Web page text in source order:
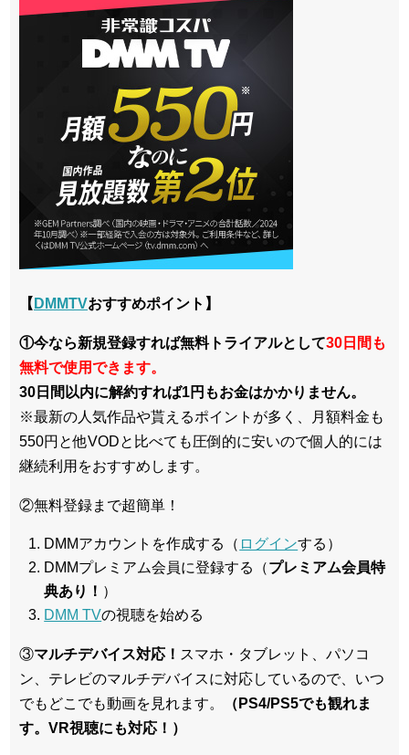
【 DMMTVおすすめポイント】
①今なら新規登録すれば無料トライアルとして30日間も
無料で使用できます。
30日間以内に解約すれば1円もお金はかかりません。
※最新の人気作品や貰えるポイントが多く、月額料金も
550円と他VODと比べても圧倒的に安いので個人的には
継続利用をおすすめします。
②無料登録まで超簡単！
DMMアカウントを作成する（ ログインする）
DMMプレミアム会員に登録する（プレミアム会員特
典あり！ ）
DMM TVの視聴を始める
③マルチデバイス対応！ スマホ・タブレット、パソコ
ン、テレビのマルチデバイスに対応しているので、いつ
でもどこでも動画を見れます。
（PS4/PS5でも観れま
す。VR視聴にも対応！）